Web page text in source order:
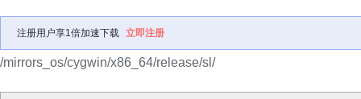
注册用户享1倍加速下载 立即注册
/mirrors_os/cygwin/x86_64/release/sl/